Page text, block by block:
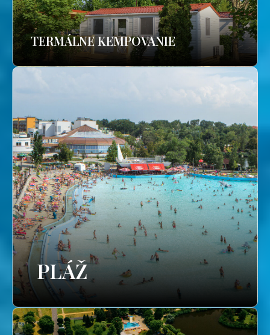
TERMÁLNE KEMPOVANIE
PLÁŽ